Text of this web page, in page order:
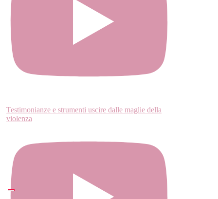
Testimonianze e strumenti uscire dalle maglie della
violenza